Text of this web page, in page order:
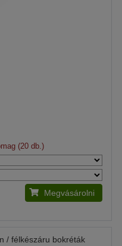
(20 db.)
Megvásárolni
/ félkészáru bokréták